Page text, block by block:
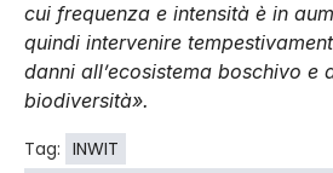
cui frequenza e intensità è in
quindi intervenire
danni all’ecosistema boschivo e
biodiversità».
Tag: INWIT